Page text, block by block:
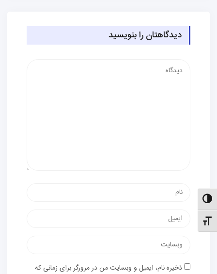
حالت کنتراست بالا
تنظیم اندازهٔ فونت
دیدگاهتان را بنویسید
پست
وب‌سایت
ذخیره نام، ایمیل و وبسایت من در مرورگر برای زمانی که